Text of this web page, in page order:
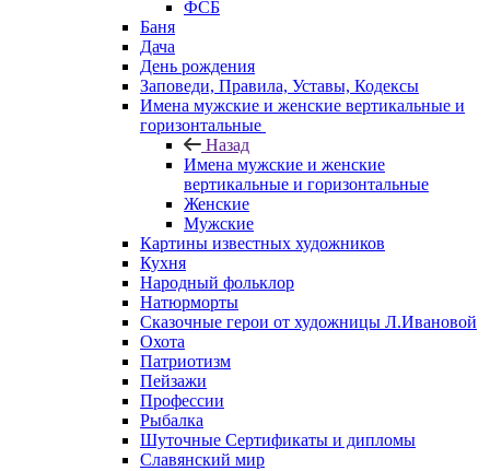
ФСБ
Баня
Дача
День рождения
Заповеди, Правила, Уставы, Кодексы
Имена мужские и женские вертикальные и
горизонтальные
Назад
Имена мужские и женские
вертикальные и горизонтальные
Женские
Мужские
Картины известных художников
Кухня
Народный фольклор
Натюрморты
Сказочные герои от художницы Л.Ивановой
Охота
Патриотизм
Пейзажи
Профессии
Рыбалка
Шуточные Сертификаты и дипломы
Славянский мир